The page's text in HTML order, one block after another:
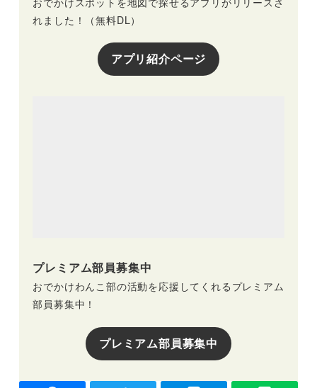
れました！（無料DL）
アプリ紹介ページ
プレミアム部員募集中
おでかけわんこ部の活動を応援してくれるプレミアム
部員募集中！
プレミアム部員募集中